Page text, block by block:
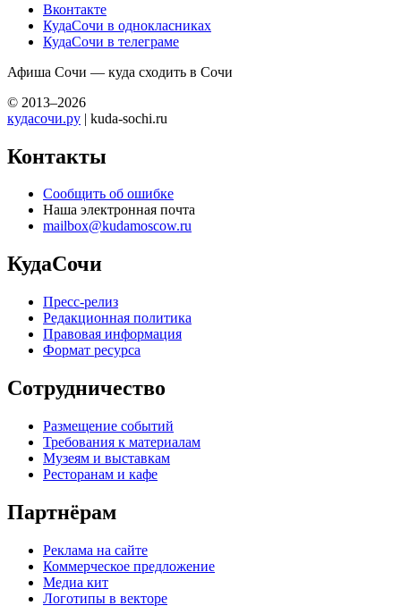
Вконтакте
КудаСочи в однокласниках
КудаСочи в телеграме
Афиша Сочи — куда сходить в Сочи
© 2013–2026
кудасочи.ру | kuda-sochi.ru
Контакты
Сообщить об ошибке
Наша электронная почта
mailbox@kudamoscow.ru
КудаСочи
Пресс-релиз
Редакционная политика
Правовая информация
Формат ресурса
Сотрудничество
Размещение событий
Требования к материалам
Музеям и выставкам
Ресторанам и кафе
Партнёрам
Реклама на сайте
Коммерческое предложение
Медиа кит
Логотипы в векторе